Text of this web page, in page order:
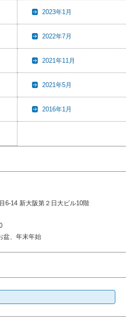
2023年1月
2022年7月
2021年11月
2021年5月
2016年1月
6-14 新大阪第２日大ビル10階
盆、年末年始